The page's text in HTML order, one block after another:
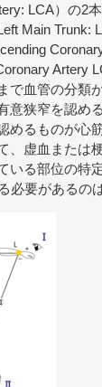
LCA）の2
Main Trunk:
Artery
で血管の分類
意狭窄を認め
めるものが心
、虚血または
いる部位の特
必要があるの